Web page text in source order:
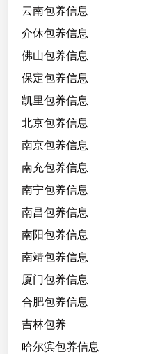
s
，
三
天
W
七
天
W
，
性
好
活
泼
朗
可
云南包养信息
介休包养信息
佛山包养信息
保定包养信息
凯里包养信息
北京包养信息
南京包养信息
南充包养信息
南宁包养信息
南昌包养信息
南阳包养信息
南靖包养信息
厦门包养信息
合肥包养信息
吉林包养
哈尔滨包养信息